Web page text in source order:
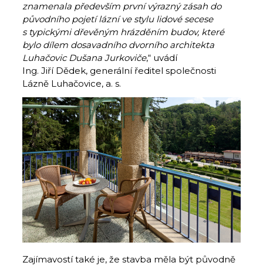
znamenala především první výrazný zásah do
původního pojetí lázní ve stylu lidové secese
s typickými dřevěným hrázděním budov, které
bylo dílem dosavadního dvorního architekta
Luhačovic Dušana Jurkoviče,“ uvádí
Ing. Jiří Dědek, generální ředitel společnosti
Lázně Luhačovice, a. s.
Zajímavostí také je, že stavba měla být původně